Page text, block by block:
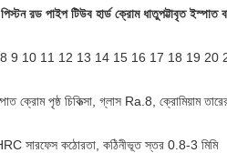
রড পাইপ টিউব হার্ড ক্রোম ধাতুপট্টাবৃত ইস্পাত
8 9 10 11 12 13 14 15 16 17 18 19
ক্রোম পৃষ্ঠ চিকিত্সা, গ্লাস Ra.8, ক্রোমিয়াম
সারফেস কঠোরতা, কঠিনীভূত স্তর 0.8-3 মিমি